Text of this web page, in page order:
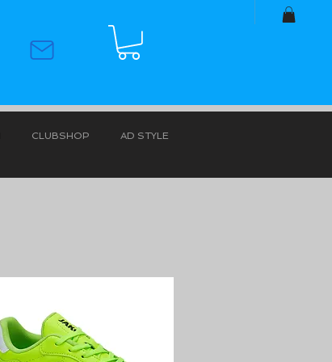
CLUBSHOP AD STYLE